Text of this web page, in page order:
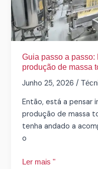
Guia passo a
produção de massa
Junho 25, 2026/
Então, está a pensar
produção de massa
tenha andado a
o
de
uma
linha
de
produção
de
automática
Ler mais "